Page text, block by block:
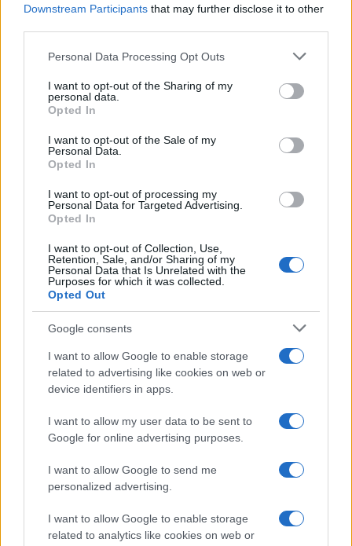
Downstream Participants that may further disclose it to other
Please note that this website/app uses one or more Google
not limited to your visit or usage behaviour. You may click to
grant or deny consent to Google and its third-party tags to
use your data for below specified purposes in below Google
consent section.
Personal Data Processing Opt Outs
I want to opt-out of the Sharing of my
personal data.
Opted In
I want to opt-out of the Sale of my
Personal Data.
Opted In
I want to opt-out of processing my
Personal Data for Targeted Advertising.
Opted In
I want to opt-out of Collection, Use,
Retention, Sale, and/or Sharing of my
Personal Data that Is Unrelated with the
Purposes for which it was collected.
Opted Out
Google consents
I want to allow Google to enable storage
related to advertising like cookies on web or
device identifiers in apps.
I want to allow my user data to be sent to
Google for online advertising purposes.
I want to allow Google to send me
personalized advertising.
I want to allow Google to enable storage
related to analytics like cookies on web or
Dall’hardcore al post-metal: l’incredibile percorso dei
Cristian Castiglioni · 8 Ago 2026
dal 25 al 31 luglio 2026
Letizia Fontana · 8 Ago 2026
RECENSIONI